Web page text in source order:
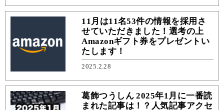
11月は11名53件の情報を採用さ
せていただきました！選考の上
Amazonギフト券をプレゼントい
たします！
2025.2.28
葛飾つうしん 2025年1月に一番読
まれた記事は！？人気記事アクセ